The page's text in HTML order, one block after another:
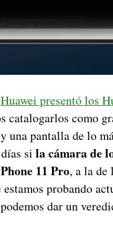
Huawei presentó los
catalogarlos como
una pantalla de lo
si la cámara de
11 Pro, a la de
probando
dar un